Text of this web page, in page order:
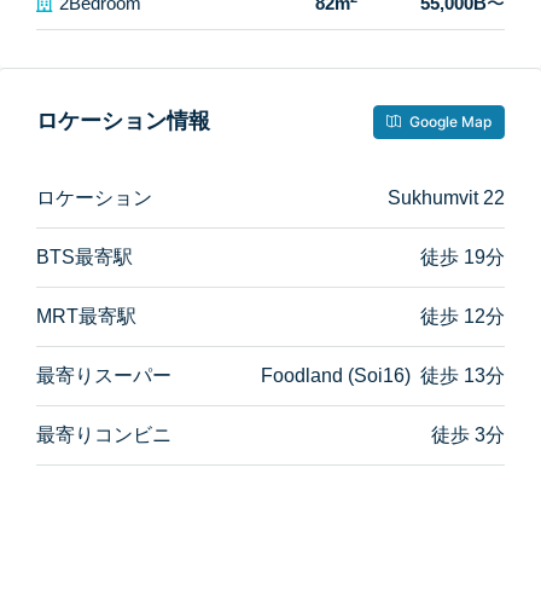
ロケーション情報 Google Map
ロケーション Sukhumvit 22
BTS最寄駅 徒歩 19分
MRT最寄駅 徒歩 12分
最寄りスーパー Foodland (Soi16) 徒歩 13分
最寄りコンビニ 徒歩 3分